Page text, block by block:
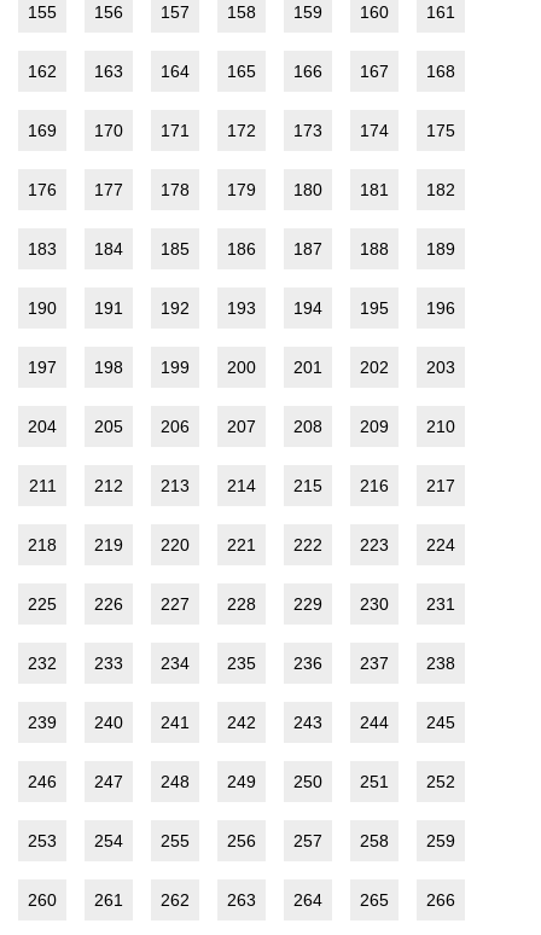
155 156 157 158 159 160 161
162 163 164 165 166 167 168
169 170 171 172 173 174 175
176 177 178 179 180 181 182
183 184 185 186 187 188 189
190 191 192 193 194 195 196
197 198 199 200 201 202 203
204 205 206 207 208 209 210
211 212 213 214 215 216 217
218 219 220 221 222 223 224
225 226 227 228 229 230 231
232 233 234 235 236 237 238
239 240 241 242 243 244 245
246 247 248 249 250 251 252
253 254 255 256 257 258 259
260 261 262 263 264 265 266